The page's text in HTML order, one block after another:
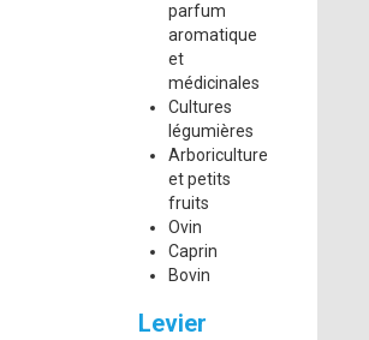
parfum
aromatique
et
médicinales
Cultures
légumières
Arboriculture
et petits
fruits
Ovin
Caprin
Bovin
Levier